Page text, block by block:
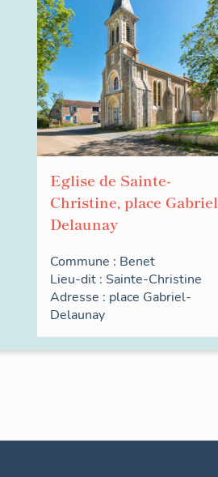
Eglise de Sainte-
Christine, place
Delaunay
Commune : Benet
Lieu-dit : Sainte-Christine
Adresse : place Gabriel-
Delaunay